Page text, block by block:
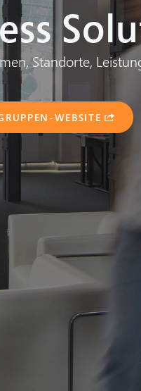
Standorte,
WEBSITE